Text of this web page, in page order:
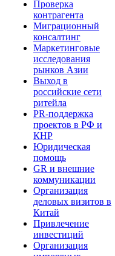
Проверка
контрагента
Миграционный
консалтинг
Маркетинговые
исследования
рынков Азии
Выход в
российские сети
ритейла
PR-поддержка
проектов в РФ и
КНР
Юридическая
помощь
GR и внешние
коммуникации
Организация
деловых визитов в
Китай
Привлечение
инвестиций
Организация